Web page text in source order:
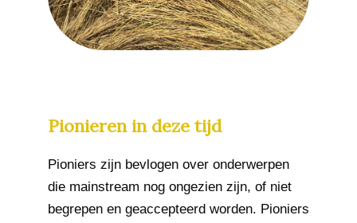
Pionieren in deze tijd
Pioniers zijn bevlogen over onderwerpen
die mainstream nog ongezien zijn, of niet
begrepen en geaccepteerd worden. Pioniers